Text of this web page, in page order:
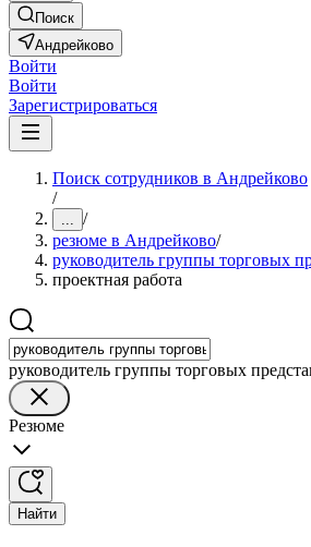
Поиск
Андрейково
Войти
Войти
Зарегистрироваться
Поиск сотрудников в Андрейково
/
... /
резюме в Андрейково/
руководитель группы торговых
проектная работа
руководитель группы торговых
Резюме
Найти